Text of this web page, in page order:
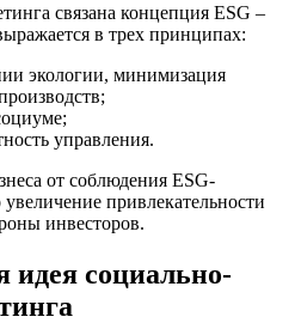
связана концепция ESG –
в трех принципах:
экологии, минимизация
управления.
от соблюдения ESG-
привлекательности
инвесторов.
идея социально-